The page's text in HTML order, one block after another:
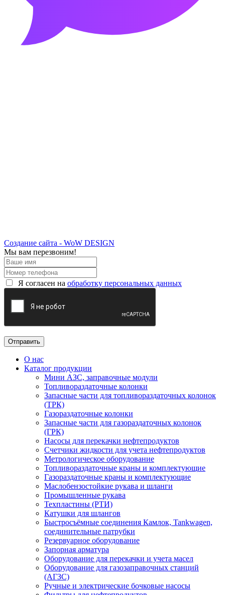
Создание сайта - WoW DESIGN
Мы вам перезвоним!
Я согласен на обработку персональных данных
О нас
Каталог продукции
Мини АЗС, заправочные модули
Топливораздаточные колонки
Запасные части для топливораздаточных колонок
(ТРК)
Газораздаточные колонки
Запасные части для газораздаточных колонок
(ГРК)
Насосы для перекачки нефтепродуктов
Счетчики жидкости для учета нефтепродуктов
Метрологическое оборудование
Топливораздаточные краны и комплектующие
Газораздаточные краны и комплектующие
Маслобензостойкие рукава и шланги
Промышленные рукава
Техпластины (РТИ)
Катушки для шлангов
Быстросъёмные соединения Камлок, Tankwagen,
соединительные патрубки
Резервуарное оборудование
Запорная арматура
Оборудование для перекачки и учета масел
Оборудование для газозаправочных станций
(АГЗС)
Ручные и электрические бочковые насосы